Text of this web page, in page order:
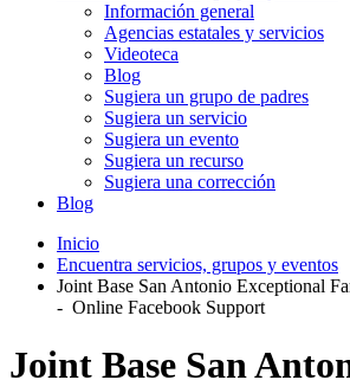
Información general
Agencias estatales y servicios
Videoteca
Blog
Sugiera un grupo de padres
Sugiera un servicio
Sugiera un evento
Sugiera un recurso
Sugiera una corrección
Blog
Inicio
Encuentra servicios, grupos y eventos
Joint Base San Antonio Exceptional
- Online Facebook Support
Joint Base San